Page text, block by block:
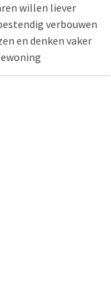
willen liever
verbouwen
en denken vaker